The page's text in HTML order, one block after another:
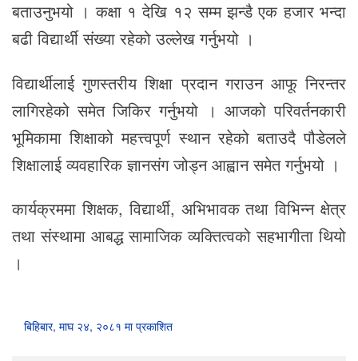
बताउनुभयो । कक्षा १ देखि १२ सम्म झन्डै एक हजार भन्दा
बढी विद्यार्थी संख्या रहेको उल्लेख गर्नुभयो ।
विद्यार्थीलाई गुणस्तरीय शिक्षा प्रदान गराउन आफू निरन्तर
लागिरहेको समेत जिकिर गर्नुभयो । आजको परिवर्तनकारी
भूमिकामा शिक्षाको महत्त्वपूर्ण स्थान रहेको बताउदै पौडेलले
शिक्षालाई व्यवहारिक ज्ञानसंग जोड्न आह्वान समेत गर्नुभयो ।
कार्यक्रममा शिक्षक, विद्यार्थी, अभिभावक तथा विभिन्न क्षेत्र
तथा संस्थामा आबद्ध सामाजिक व्यक्तित्वको सहभागीता थियो
।
बिहिबार, माघ २४, २०८१ मा प्रकाशित